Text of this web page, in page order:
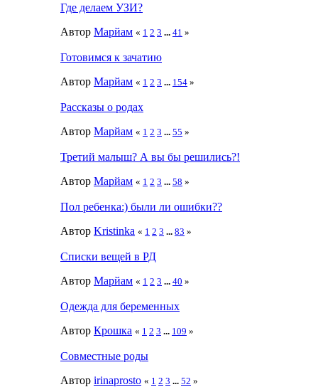
Где делаем УЗИ?
Автор Марйам « 1 2 3 ... 41 »
Готовимся к зачатию
Автор Марйам « 1 2 3 ... 154 »
Рассказы о родах
Автор Марйам « 1 2 3 ... 55 »
Третий малыш? А вы бы решились?!
Автор Марйам « 1 2 3 ... 58 »
Пол ребенка:) были ли ошибки??
Автор Kristinka « 1 2 3 ... 83 »
Списки вещей в РД
Автор Марйам « 1 2 3 ... 40 »
Одежда для беременных
Автор Крошка « 1 2 3 ... 109 »
Совместные роды
Автор irinaprosto « 1 2 3 ... 52 »